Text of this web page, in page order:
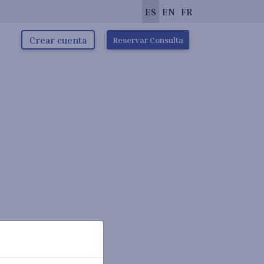
ES EN FR
Crear cuenta Reservar Consulta